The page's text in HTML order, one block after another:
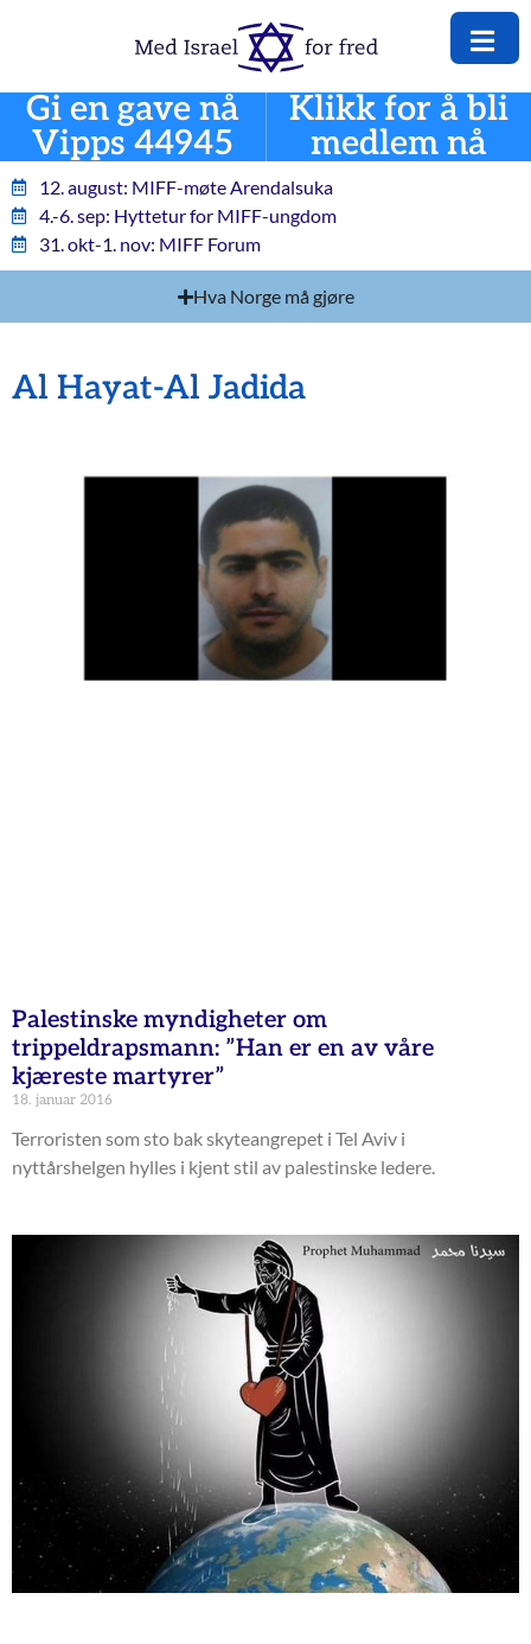
Gi en gave nå
Vipps 44945
Klikk for å bli
medlem nå
12. august: MIFF-møte Arendalsuka
4.-6. sep: Hyttetur for MIFF-ungdom
31. okt-1. nov: MIFF Forum
Hva Norge må gjøre
Al Hayat-Al Jadida
Palestinske myndigheter om
trippeldrapsmann: ”Han er en av våre
kjæreste martyrer”
18. januar 2016
Terroristen som sto bak skyteangrepet i Tel Aviv i
nyttårshelgen hylles i kjent stil av palestinske ledere.